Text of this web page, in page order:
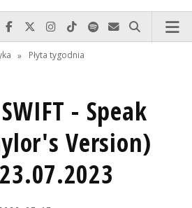
Najlepiej po prostu do nas zadzwoń
Odwiedź nas na Facebook-u
Odwiedź nas na X
Odwiedź nas na Instagram-ie
Odwiedź nas na TikTok-u
Szukaj nas na Spotify
Wyślij do nas
Szukaj
» Płyta tygodnia
- Speak
Version)